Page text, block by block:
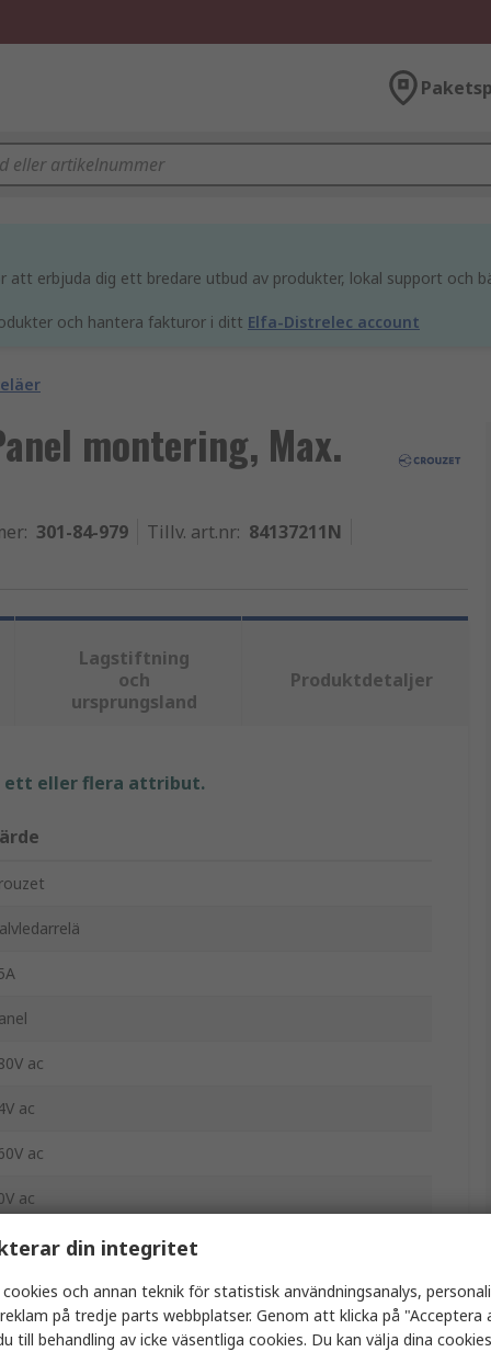
att erbjuda dig ett bredare utbud av produkter, lokal support och
och hantera fakturor i ditt Elfa-Distrelec account
montering, Max.
: 301-84-979 Tillv. art.nr: 84137211N
Lagstiftning
och
ursprungsland
Produktdetaljer
ett eller flera attribut.
ac
ac
ac
ac
din integritet
cookies och annan teknik för statistisk användningsanalys,
på tredje parts webbplatser. Genom att klicka på "Acceptera
till behandling av icke väsentliga cookies. Du kan välja dina